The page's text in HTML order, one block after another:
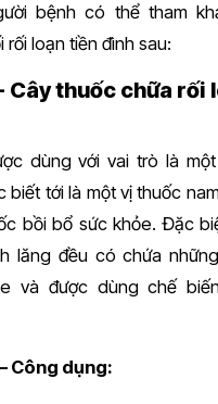
bệnh có thể tham
rối loạn tiền đình sau:
Cây thuốc chữa rối
dùng với vai trò là
biết tới là một vị thuốc
bồi bổ sức khỏe. Đặc
lăng đều có chứa
và được dùng chế
Công dụng: